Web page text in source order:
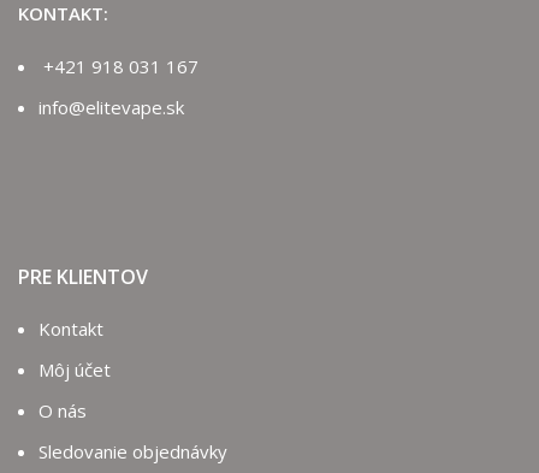
KONTAKT:
+421 918 031 167
info@elitevape.sk
PRE KLIENTOV
Kontakt
Môj účet
O nás
Sledovanie objednávky